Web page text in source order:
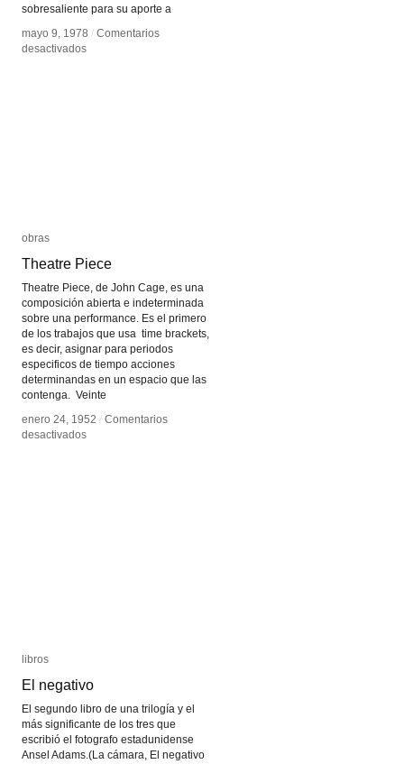
sobresaliente para su aporte a
mayo 9, 1978 / Comentarios
desactivadosen
mayo 9, 1978 / Comentarios
desactivadosen
obras
Theatre Piece
Theatre Piece, de John Cage, es una
composición abierta e indeterminada
sobre una performance. Es el primero
de los trabajos que usa time brackets,
es decir, asignar para periodos
especificos de tiempo acciones
determinandas en un espacio que las
contenga. Veinte
enero 24, 1952 / Comentarios
desactivadosen
obras
Theatre Piece
enero 24, 1952 / Comentarios
desactivadosen
libros
El negativo
El segundo libro de una trilogía y el
más significante de los tres que
escribió el fotografo estadunidense
Ansel Adams.(La cámara, El negativo
libros
El negativo